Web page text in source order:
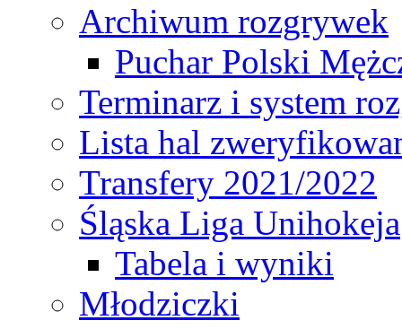
Archiwum rozgrywek
Puchar Polski
Terminarz i system
Lista hal
Transfery 2021/2022
Śląska Liga Unihokeja
Tabela i wyniki
Młodziczki